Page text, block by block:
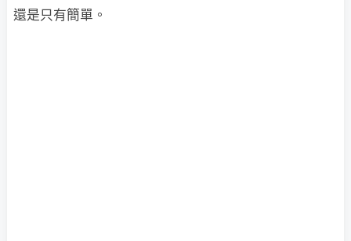
還是只有簡單。